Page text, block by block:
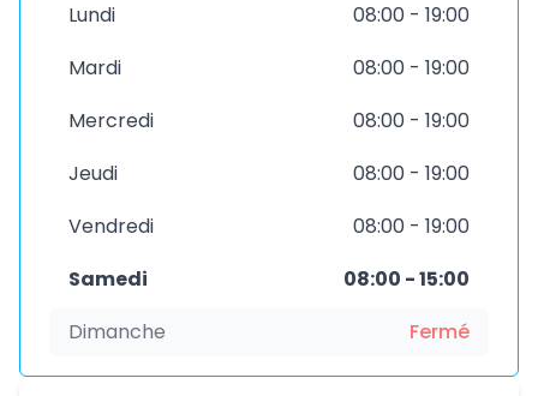
Lundi
08:00 - 19:00
Mardi
08:00 - 19:00
Mercredi
08:00 - 19:00
Jeudi
08:00 - 19:00
Vendredi
08:00 - 19:00
Samedi
08:00 - 15:00
Dimanche
Fermé